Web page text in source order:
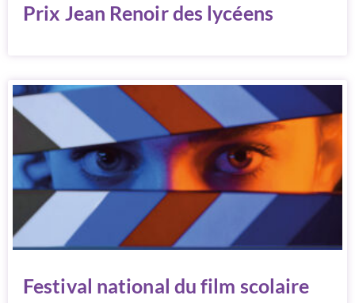
Prix Jean Renoir des lycéens
Festival national du film scolaire